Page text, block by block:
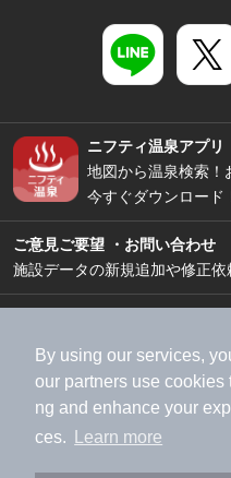
By using our services,
our partners use cookies
ng and enhance your
ces.
Learn more
ニフティ温泉アプリ
地図から温泉検索！
今すぐダウンロード
ご意見ご要望 ・お問い合わせ
施設データの新規追加や修正依
加盟店募集（資料
利用規約
ライフ
特定商取引法に基づ
運営会社